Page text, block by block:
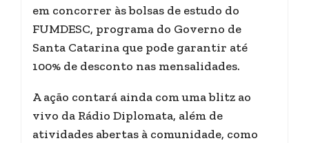
em concorrer às bolsas de estudo do
FUMDESC, programa do Governo de
Santa Catarina que pode garantir até
100% de desconto nas mensalidades.
A ação contará ainda com uma blitz ao
vivo da Rádio Diplomata, além de
atividades abertas à comunidade, como